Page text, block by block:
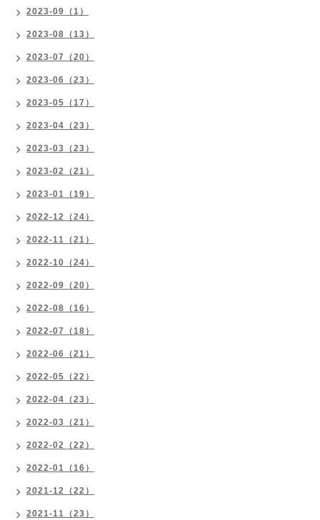
2023-09（1）
2023-08（13）
2023-07（20）
2023-06（23）
2023-05（17）
2023-04（23）
2023-03（23）
2023-02（21）
2023-01（19）
2022-12（24）
2022-11（21）
2022-10（24）
2022-09（20）
2022-08（16）
2022-07（18）
2022-06（21）
2022-05（22）
2022-04（23）
2022-03（21）
2022-02（22）
2022-01（16）
2021-12（22）
2021-11（23）